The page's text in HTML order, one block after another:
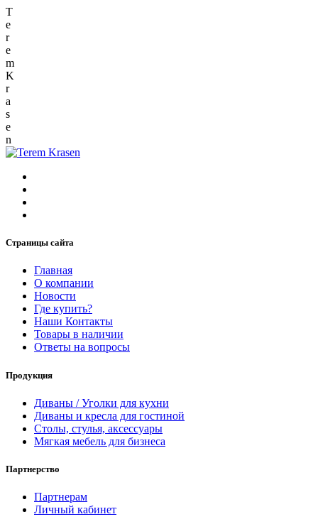
T
e
r
e
m
K
r
a
s
e
n
Страницы сайта
Главная
О компании
Новости
Где купить?
Наши Контакты
Товары в наличии
Ответы на вопросы
Продукция
Диваны / Уголки для кухни
Диваны и кресла для гостиной
Столы, стулья, аксессуары
Мягкая мебель для бизнеса
Партнерство
Партнерам
Личный кабинет